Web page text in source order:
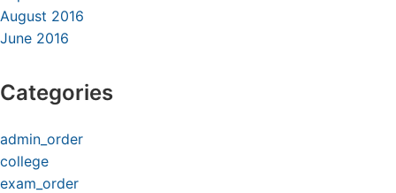
August 2016
June 2016
Categories
admin_order
college
exam_order